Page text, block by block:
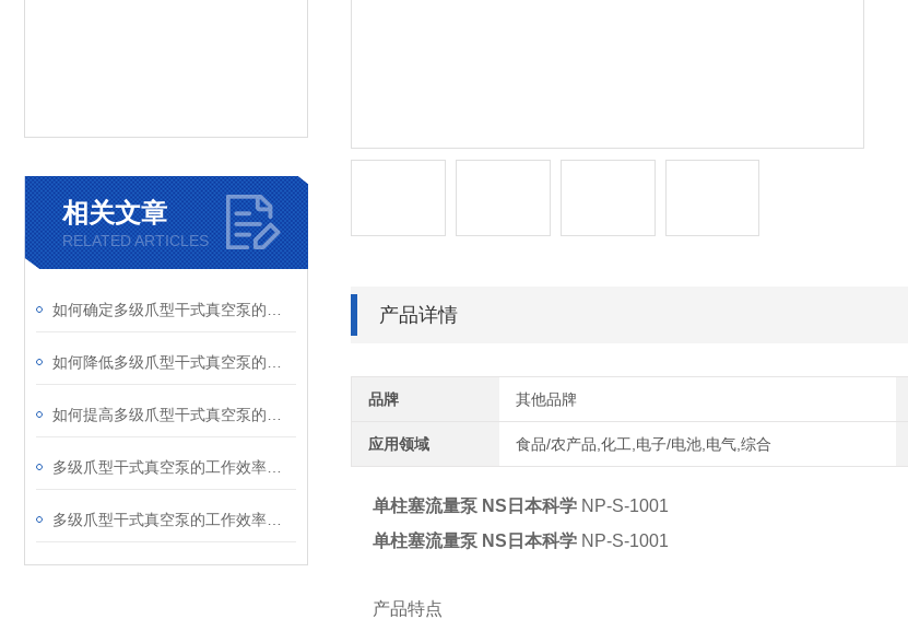
相关文章
RELATED ARTICLES
产品详情
品牌 其他品牌
应用领域 食品/农产品,化工,电子/电池,电气,综合
单柱塞流量泵 NS日本科学 NP-S-1001
单柱塞流量泵 NS日本科学 NP-S-1001
产品特点